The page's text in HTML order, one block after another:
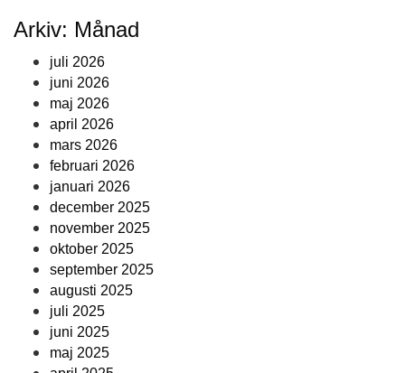
Arkiv: Månad
juli 2026
juni 2026
maj 2026
april 2026
mars 2026
februari 2026
januari 2026
december 2025
november 2025
oktober 2025
september 2025
augusti 2025
juli 2025
juni 2025
maj 2025